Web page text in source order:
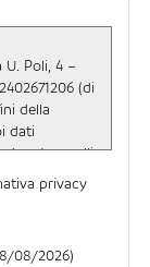
privacy
08/2026)